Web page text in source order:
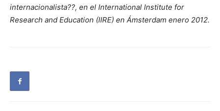
internacionalista??, en el International Institute for
Research and Education (IIRE) en Ámsterdam enero 2012.